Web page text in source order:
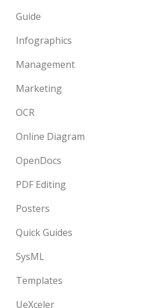
Guide
Infographics
Management
Marketing
OCR
Online Diagram
OpenDocs
PDF Editing
Posters
Quick Guides
SysML
Templates
UeXceler